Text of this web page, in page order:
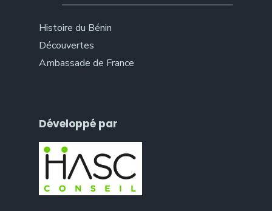
Histoire du Bénin
Découvertes
Ambassade de France
Développé par